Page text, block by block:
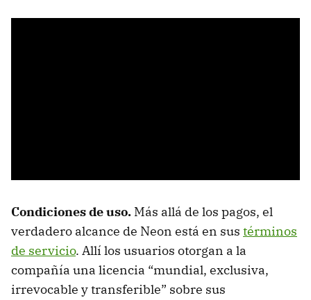
Condiciones de uso. Más allá de los pagos, el
verdadero alcance de Neon está en sus términos
de servicio. Allí los usuarios otorgan a la
compañía una licencia “mundial, exclusiva,
irrevocable y transferible” sobre sus